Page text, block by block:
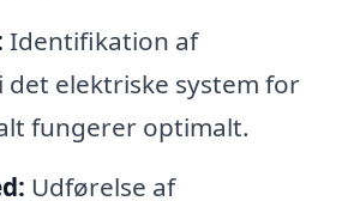
Identifikation af
elektriske system for
fungerer optimalt.
Udførelse af